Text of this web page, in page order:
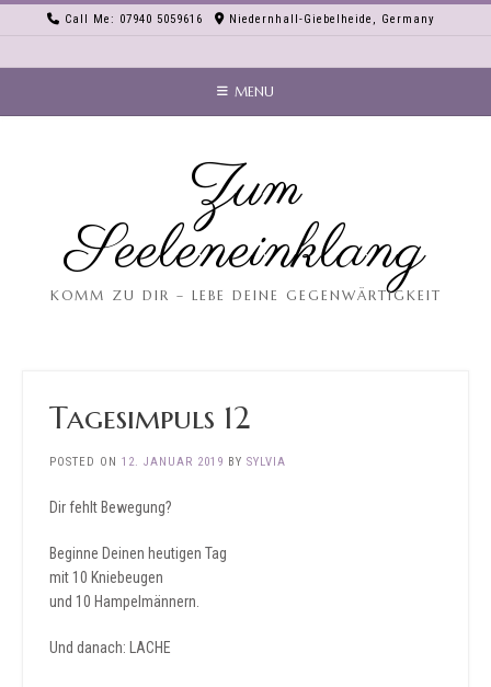
Call Me: 07940 5059616 Niedernhall-Giebelheide, Germany
MENU
Zum
Seeleneinklang
KOMM ZU DIR – LEBE DEINE GEGENWÄRTIGKEIT
Tagesimpuls 12
POSTED ON 12. JANUAR 2019 BY SYLVIA
Dir fehlt Bewegung?
Beginne Deinen heutigen Tag
mit 10 Kniebeugen
und 10 Hampelmännern.
Und danach: LACHE